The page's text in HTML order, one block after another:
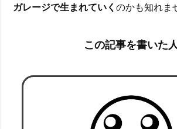
ガレージで生まれていく のかも知れま
この記事を書いた人